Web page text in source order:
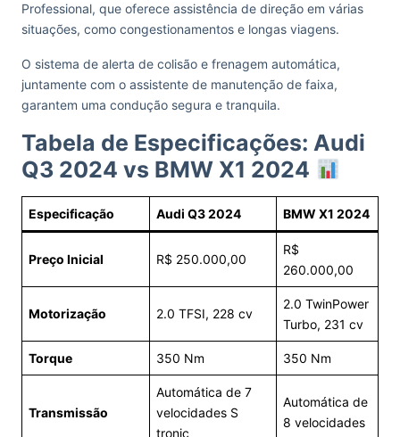
Professional, que oferece assistência de direção em várias
situações, como congestionamentos e longas viagens.
O sistema de alerta de colisão e frenagem automática,
juntamente com o assistente de manutenção de faixa,
garantem uma condução segura e tranquila.
Tabela de Especificações: Audi
Q3 2024 vs BMW X1 2024
Especificação Audi Q3 2024 BMW X1 2024
Preço Inicial R$ 250.000,00
R$
260.000,00
Motorização 2.0 TFSI, 228 cv
2.0 TwinPower
Turbo, 231 cv
Torque 350 Nm 350 Nm
Transmissão
Automática de 7
velocidades S
tronic
Automática de
8 velocidades